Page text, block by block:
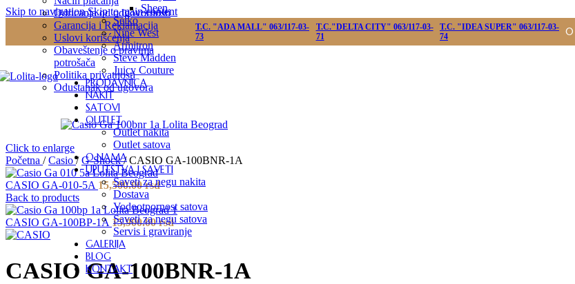
Skip to navigationSkip to main content
Odricanja od odgovornosti
Garancija i Reklamacija
Uslovi korišćenja
Obaveštenje o pravima
potrošača
Politika privatnosti
Odustanak od ugovora
T.C. "ADA MALL" 063/117-03-
73
T.C."DELTA CITY" 063/117-03-
71
T.C. "IDEA SUPER" 063/117-03-
74
Sheen
Seiko
Nine West
Armitron
Steve Madden
Juicy Couture
PRODAVNICA
NAKIT
SATOVI
OUTLET
Outlet nakita
Outlet satova
O NAMA
UPUTSTVA I SAVETI
Saveti za negu nakita
Dostava
Vodootpornost satova
Saveti za negu satova
Servis i graviranje
GALERIJA
BLOG
KONTAKT
Click to enlarge
Početna / Casio/ G-Shock/ CASIO GA-100BNR-1A
CASIO GA-010-5A 15,500.00rsd
Back to products
CASIO GA-100BP-1A 15,900.00rsd
CASIO GA-100BNR-1A